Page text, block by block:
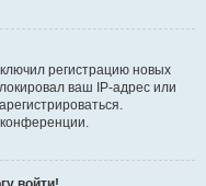
регистрацию новых
ваш IP-адрес или